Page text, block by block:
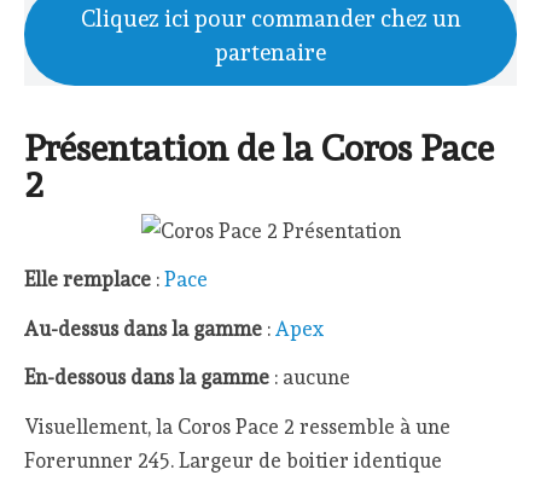
Cliquez ici pour commander chez un
partenaire
Présentation de la Coros Pace
2
Elle remplace :Pace
Au-dessus dans la gamme : Apex
En-dessous dans la gamme : aucune
Visuellement, la Coros Pace 2 ressemble à une
Forerunner 245. Largeur de boitier identique